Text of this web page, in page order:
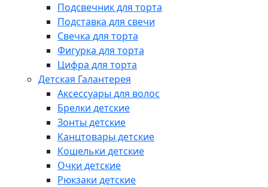
Подсвечник для торта
Подставка для свечи
Свечка для торта
Фигурка для торта
Цифра для торта
Детская Галантерея
Аксессуары для волос
Брелки детские
Зонты детские
Канцтовары детские
Кошельки детские
Очки детские
Рюкзаки детские